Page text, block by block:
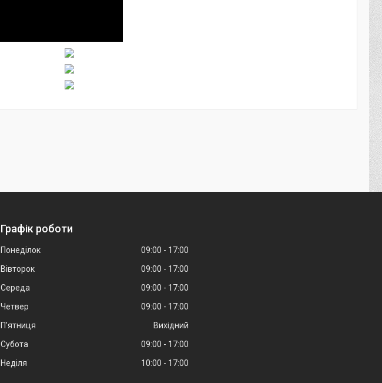
Графік роботи
Понеділок 09:00
17:00
Вівторок
09:00
17:00
Середа
09:00
17:00
Четвер
09:00
17:00
Пʼятниця
Вихідний
Субота
09:00
17:00
Неділя
10:00 17:00